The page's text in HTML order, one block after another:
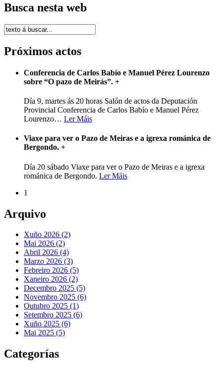
Busca nesta web
Próximos actos
Conferencia de Carlos Babío e Manuel Pérez Lourenzo
sobre “O pazo de Meirás”. +
Día 9, martes ás 20 horas Salón de actos da Deputación
Provincial Conferencia de Carlos Babío e Manuel Pérez
Lourenzo… Ler Máis
Viaxe para ver o Pazo de Meiras e a igrexa románica de
Bergondo. +
Día 20 sábado Viaxe para ver o Pazo de Meiras e a igrexa
románica de Bergondo. Ler Máis
1
Arquivo
Xuño 2026 (2)
Mai 2026 (2)
Abril 2026 (4)
Marzo 2026 (3)
Febreiro 2026 (5)
Xaneiro 2026 (2)
Decembro 2025 (5)
Novembro 2025 (6)
Outubro 2025 (1)
Setembro 2025 (6)
Xuño 2025 (6)
Mai 2025 (5)
Categorías